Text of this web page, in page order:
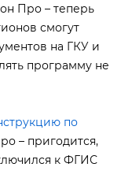
Про – теперь
смогут
на ГКУ и
программу не
по
– пригодится,
к ФГИС